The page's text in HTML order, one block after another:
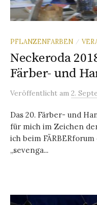
PFLANZENFARBEN /
Neckeroda
Färber- und
Veröffentlicht am 2.
Das 20. Färber- und
für mich im Zeichen
ich beim
„sevenga...